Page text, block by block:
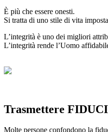
È più che essere onesti.
Si tratta di uno stile di vita
L’integrità è uno dei migliori
L’integrità rende l’Uomo
Trasmettere
Molte persone confondono la